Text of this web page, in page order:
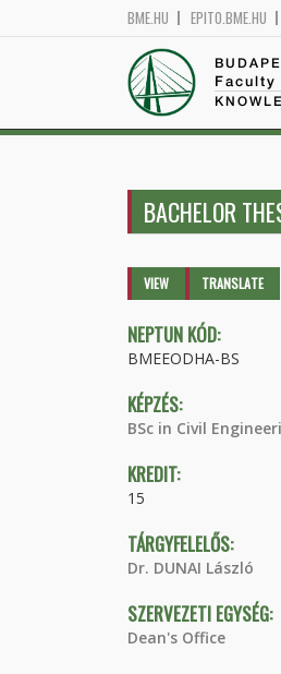
BME.HU EPITO.BME.HU
BACHELOR
Primary tabs
VIEW (ACTIVETRANSLATE
NEPTUN KÓD:
BMEEODHA-BS
KÉPZÉS:
BSc in Civil
KREDIT:
15
TÁRGYFELELŐS:
Dr. DUNAI László
SZERVEZETI EGYSÉG:
Dean's Office